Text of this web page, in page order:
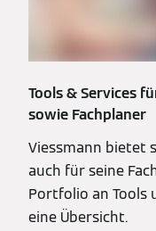
Tools & Services
sowie Fachplaner
Viessmann bietet
auch für seine
Portfolio an Tools
eine Übersicht.